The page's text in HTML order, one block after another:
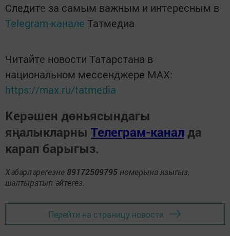
Следите за самым важным и интересным в
Telegram-канале Татмедиа
Читайте новости Татарстана в
национальном мессенджере MАХ:
https://max.ru/tatmedia
Керәшен дөньясындагы
яңалыкларны Телеграм-канал да
карап барыгыз.
Хәбәрләрегезне 89172509795 номерына языгыз,
шалтыратып әйтегез.
Перейти на страницу новости